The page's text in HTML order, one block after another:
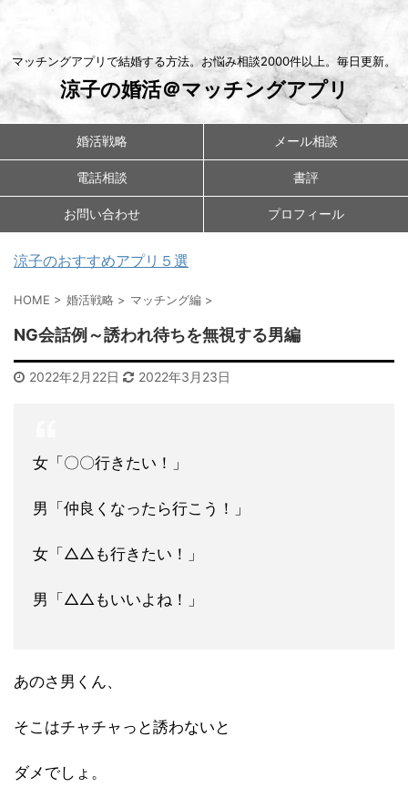
マッチングアプリで結婚する方法。お悩み相談2000件以上。毎日更新。
涼子の婚活＠マッチングアプリ
婚活戦略 メール相談
電話相談 書評
お問い合わせ プロフィール
涼子のおすすめアプリ５選
HOME > 婚活戦略 > マッチング編 >
NG会話例～誘われ待ちを無視する男編
2022年2月22日 2022年3月23日
女「〇〇行きたい！」
男「仲良くなったら行こう！」
女「△△も行きたい！」
男「△△もいいよね！」
あのさ男くん、
そこはチャチャっと誘わないと
ダメでしょ。